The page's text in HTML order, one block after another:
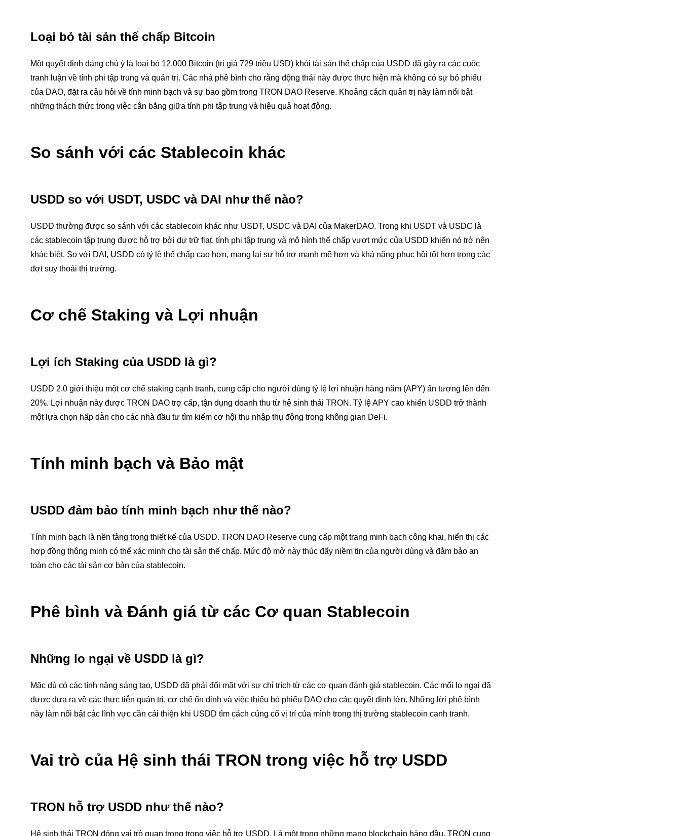
Loại bỏ tài sản thế chấp Bitcoin
Một quyết định đáng chú ý là loại bỏ 12.000 Bitcoin (trị giá 729 triệu USD) khỏi tài sản thế chấp của USDD đã gây ra các cuộc
tranh luận về tính phi tập trung và quản trị. Các nhà phê bình cho rằng động thái này được thực hiện mà không có sự bỏ phiếu
của DAO, đặt ra câu hỏi về tính minh bạch và sự bao gồm trong TRON DAO Reserve. Khoảng cách quản trị này làm nổi bật
những thách thức trong việc cân bằng giữa tính phi tập trung và hiệu quả hoạt động.
So sánh với các Stablecoin khác
USDD so với USDT, USDC và DAI như thế nào?
USDD thường được so sánh với các stablecoin khác như USDT, USDC và DAI của MakerDAO. Trong khi USDT và USDC là
các stablecoin tập trung được hỗ trợ bởi dự trữ fiat, tính phi tập trung và mô hình thế chấp vượt mức của USDD khiến nó trở nên
khác biệt. So với DAI, USDD có tỷ lệ thế chấp cao hơn, mang lại sự hỗ trợ mạnh mẽ hơn và khả năng phục hồi tốt hơn trong các
đợt suy thoái thị trường.
Cơ chế Staking và Lợi nhuận
Lợi ích Staking của USDD là gì?
USDD 2.0 giới thiệu một cơ chế staking cạnh tranh, cung cấp cho người dùng tỷ lệ lợi nhuận hàng năm (APY) ấn tượng lên đến
20%. Lợi nhuận này được TRON DAO trợ cấp, tận dụng doanh thu từ hệ sinh thái TRON. Tỷ lệ APY cao khiến USDD trở thành
một lựa chọn hấp dẫn cho các nhà đầu tư tìm kiếm cơ hội thu nhập thụ động trong không gian DeFi.
Tính minh bạch và Bảo mật
USDD đảm bảo tính minh bạch như thế nào?
Tính minh bạch là nền tảng trong thiết kế của USDD. TRON DAO Reserve cung cấp một trang minh bạch công khai, hiển thị các
hợp đồng thông minh có thể xác minh cho tài sản thế chấp. Mức độ mở này thúc đẩy niềm tin của người dùng và đảm bảo an
toàn cho các tài sản cơ bản của stablecoin.
Phê bình và Đánh giá từ các Cơ quan Stablecoin
Những lo ngại về USDD là gì?
Mặc dù có các tính năng sáng tạo, USDD đã phải đối mặt với sự chỉ trích từ các cơ quan đánh giá stablecoin. Các mối lo ngại đã
được đưa ra về các thực tiễn quản trị, cơ chế ổn định và việc thiếu bỏ phiếu DAO cho các quyết định lớn. Những lời phê bình
này làm nổi bật các lĩnh vực cần cải thiện khi USDD tìm cách củng cố vị trí của mình trong thị trường stablecoin cạnh tranh.
Vai trò của Hệ sinh thái TRON trong việc hỗ trợ USDD
TRON hỗ trợ USDD như thế nào?
Hệ sinh thái TRON đóng vai trò quan trọng trong việc hỗ trợ USDD. Là một trong những mạng blockchain hàng đầu, TRON cung